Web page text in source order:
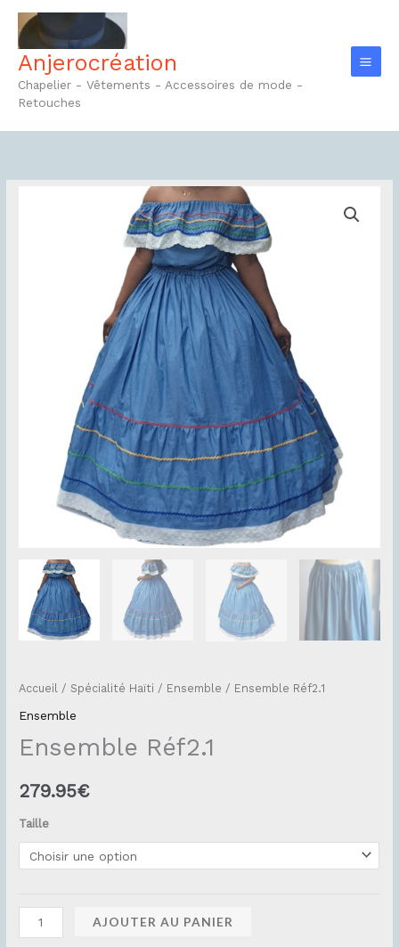
Aller
contenuAnjerocréation
Chapelier - Vêtements - Accessoires de mode -
Retouches
Accueil / Spécialité Haïti / Ensemble / Ensemble Réf2.1
Ensemble
Ensemble Réf2.1
279.95€
Taille
AJOUTER AU PANIER